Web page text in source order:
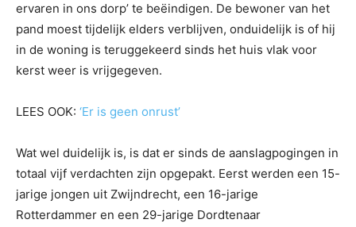
ervaren in ons dorp’ te beëindigen. De bewoner van het
pand moest tijdelijk elders verblijven, onduidelijk is of hij
in de woning is teruggekeerd sinds het huis vlak voor
kerst weer is vrijgegeven.
LEES OOK: ‘Er is geen onrust’
Wat wel duidelijk is, is dat er sinds de aanslagpogingen in
totaal vijf verdachten zijn opgepakt. Eerst werden een 15-
jarige jongen uit Zwijndrecht, een 16-jarige
Rotterdammer en een 29-jarige Dordtenaar